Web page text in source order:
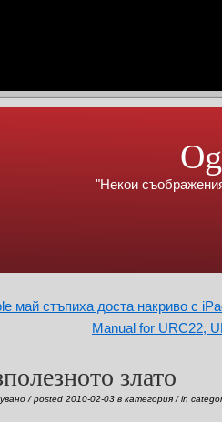
"Некои
май стъпиха доста накриво с
Manual for URC22,
злато
/ posted 2010-02-03 в категория / in